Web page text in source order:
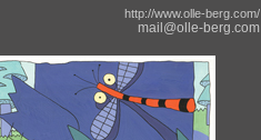
http://www.olle-berg.com/
mail@olle-berg.com